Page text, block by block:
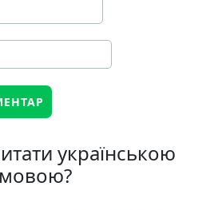
українською
мовою?